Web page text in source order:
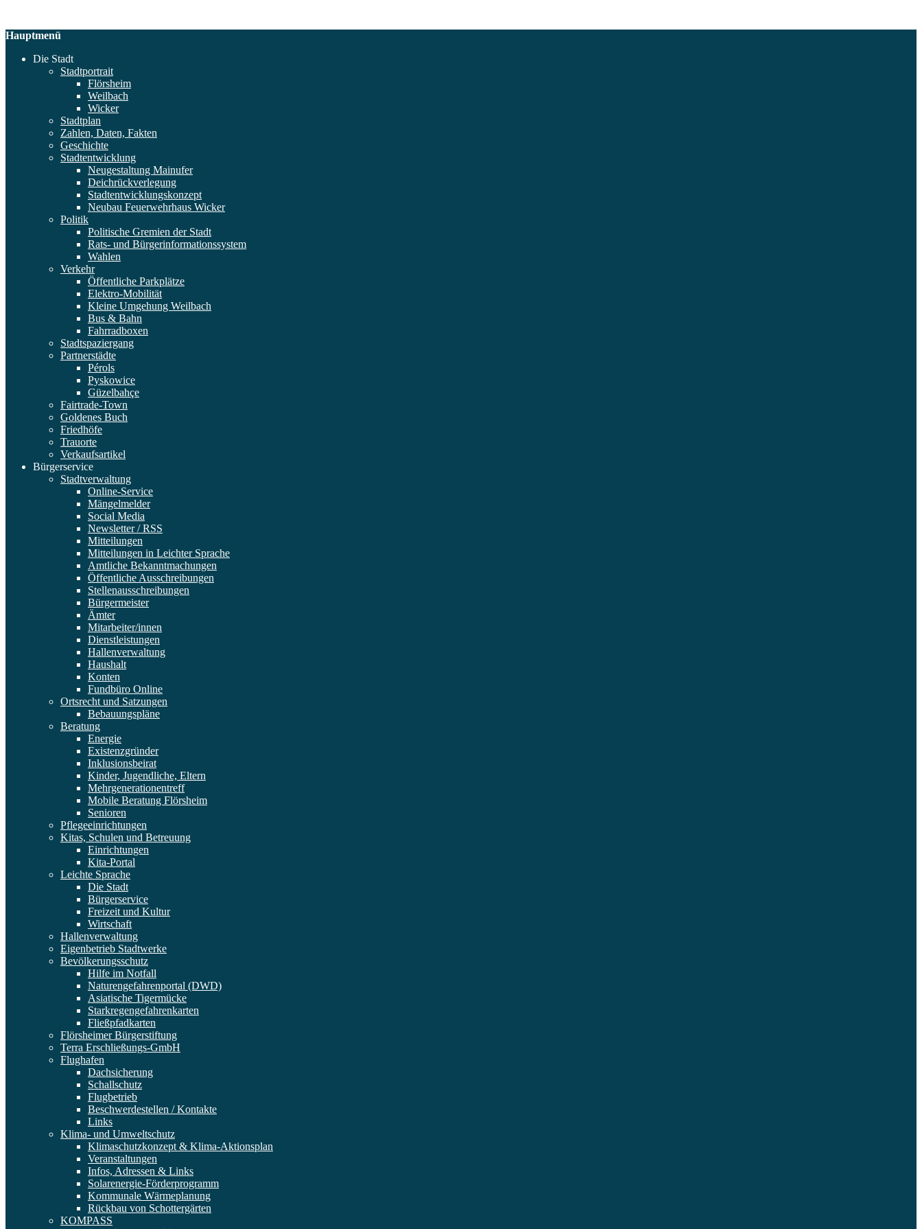
Hauptmenü
Die Stadt
Stadtportrait
Flörsheim
Weilbach
Wicker
Stadtplan
Zahlen, Daten, Fakten
Geschichte
Stadtentwicklung
Neugestaltung Mainufer
Deichrückverlegung
Stadtentwicklungskonzept
Neubau Feuerwehrhaus Wicker
Politik
Politische Gremien der Stadt
Rats- und Bürgerinformationssystem
Wahlen
Verkehr
Öffentliche Parkplätze
Elektro-Mobilität
Kleine Umgehung Weilbach
Bus & Bahn
Fahrradboxen
Stadtspaziergang
Partnerstädte
Pérols
Pyskowice
Güzelbahçe
Fairtrade-Town
Goldenes Buch
Friedhöfe
Trauorte
Verkaufsartikel
Bürgerservice
Stadtverwaltung
Online-Service
Mängelmelder
Social Media
Newsletter / RSS
Mitteilungen
Mitteilungen in Leichter Sprache
Amtliche Bekanntmachungen
Öffentliche Ausschreibungen
Stellenausschreibungen
Bürgermeister
Ämter
Mitarbeiter/innen
Dienstleistungen
Hallenverwaltung
Haushalt
Konten
Fundbüro Online
Ortsrecht und Satzungen
Bebauungspläne
Beratung
Energie
Existenzgründer
Inklusionsbeirat
Kinder, Jugendliche, Eltern
Mehrgenerationentreff
Mobile Beratung Flörsheim
Senioren
Pflegeeinrichtungen
Kitas, Schulen und Betreuung
Einrichtungen
Kita-Portal
Leichte Sprache
Die Stadt
Bürgerservice
Freizeit und Kultur
Wirtschaft
Hallenverwaltung
Eigenbetrieb Stadtwerke
Bevölkerungsschutz
Hilfe im Notfall
Naturengefahrenportal (DWD)
Asiatische Tigermücke
Starkregengefahrenkarten
Fließpfadkarten
Flörsheimer Bürgerstiftung
Terra Erschließungs-GmbH
Flughafen
Dachsicherung
Schallschutz
Flugbetrieb
Beschwerdestellen / Kontakte
Links
Klima- und Umweltschutz
Klimaschutzkonzept & Klima-Aktionsplan
Veranstaltungen
Infos, Adressen & Links
Solarenergie-Förderprogramm
Kommunale Wärmeplanung
Rückbau von Schottergärten
KOMPASS